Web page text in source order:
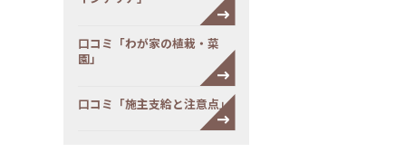
口コミ「わが家の植栽・菜
園」
口コミ「施主支給と注意点」